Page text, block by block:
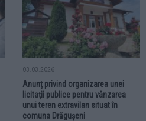
03.03.2026
Anunț privind organizarea unei
licitații publice pentru vânzarea
unui teren extravilan situat în
comuna Drăgușeni